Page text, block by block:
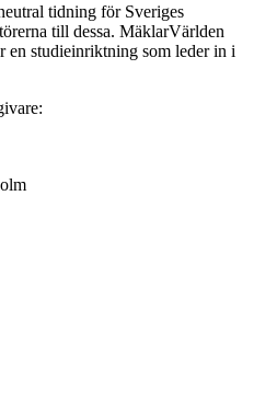
tidning för Sveriges
till dessa. MäklarVärlden
en studieinriktning som leder in i